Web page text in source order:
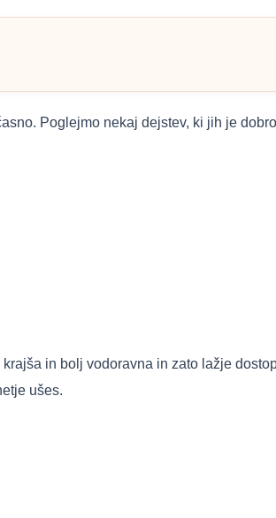
Poglejmo nekaj dejstev, ki jih je
in bolj vodoravna in zato lažje
ušes.